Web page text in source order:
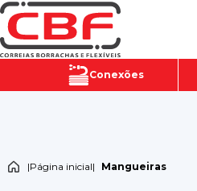
Conexões
|Página inicial| Mangueiras